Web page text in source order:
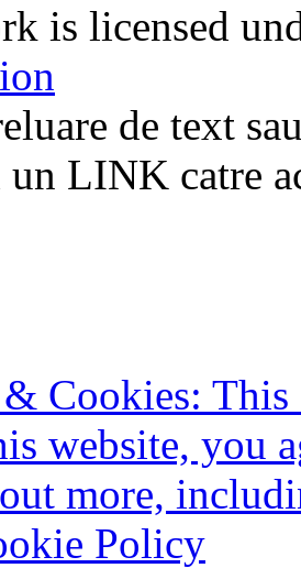
is licensed
de text
un LINK catre
Cookies:
website, you
more,
Policy